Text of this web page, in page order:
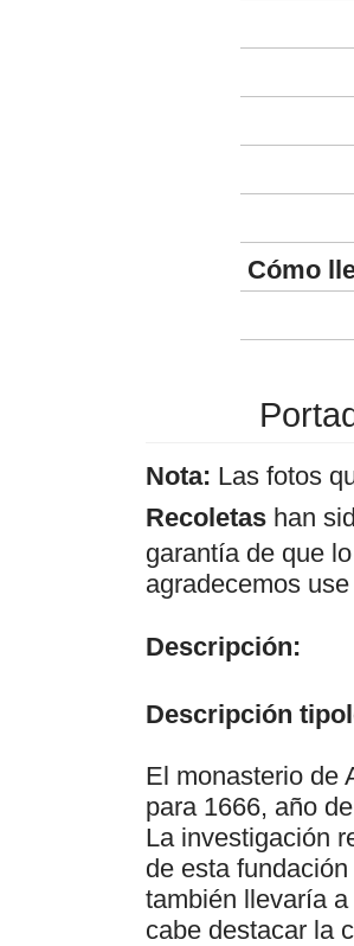
Cómo
Nota: Las fotos
Recoletas han
garantía de que
agradecemos
Descripción:
Descripción
El monasterio de
para 1666, año
La investigación
de esta
también llevaría
cabe destacar la